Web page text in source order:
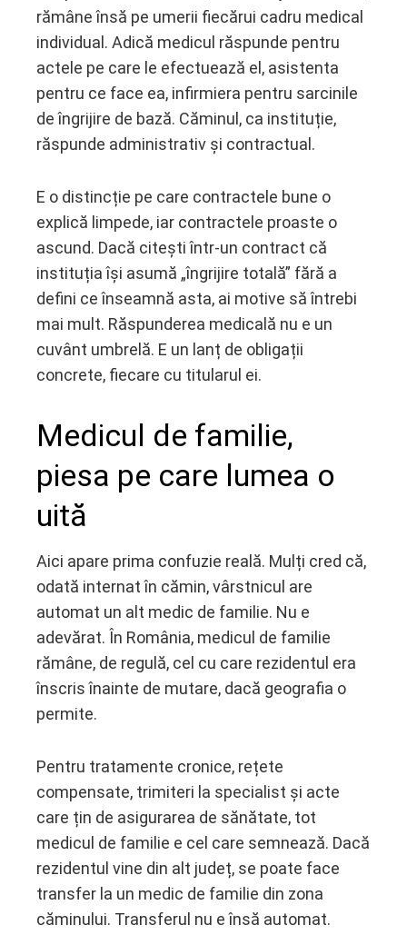
rămâne însă pe umerii fiecărui cadru medical
individual. Adică medicul răspunde pentru
actele pe care le efectuează el, asistenta
pentru ce face ea, infirmiera pentru sarcinile
de îngrijire de bază. Căminul, ca instituție,
răspunde administrativ și contractual.
E o distincție pe care contractele bune o
explică limpede, iar contractele proaste o
ascund. Dacă citești într-un contract că
instituția își asumă „îngrijire totală” fără a
defini ce înseamnă asta, ai motive să întrebi
mai mult. Răspunderea medicală nu e un
cuvânt umbrelă. E un lanț de obligații
concrete, fiecare cu titularul ei.
Medicul de familie,
piesa pe care lumea o
uită
Aici apare prima confuzie reală. Mulți cred că,
odată internat în cămin, vârstnicul are
automat un alt medic de familie. Nu e
adevărat. În România, medicul de familie
rămâne, de regulă, cel cu care rezidentul era
înscris înainte de mutare, dacă geografia o
permite.
Pentru tratamente cronice, rețete
compensate, trimiteri la specialist și acte
care țin de asigurarea de sănătate, tot
medicul de familie e cel care semnează. Dacă
rezidentul vine din alt județ, se poate face
transfer la un medic de familie din zona
căminului. Transferul nu e însă automat.